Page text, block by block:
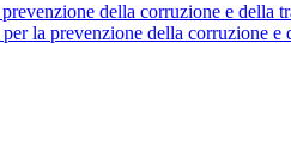
della corruzione e della
la prevenzione della corruzione e